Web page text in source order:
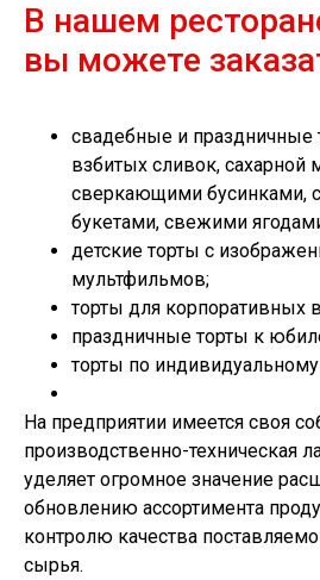
В нашем
вы можете
свадебные и праздничные
взбитых сливок, сахарной
сверкающими бусинками,
букетами, свежими
детские торты с
мультфильмов;
торты для корпоративных
праздничные торты к
торты по
На предприятии имеется своя
производственно-техническая
уделяет огромное значение
обновлению ассортимента
контролю качества
сырья.